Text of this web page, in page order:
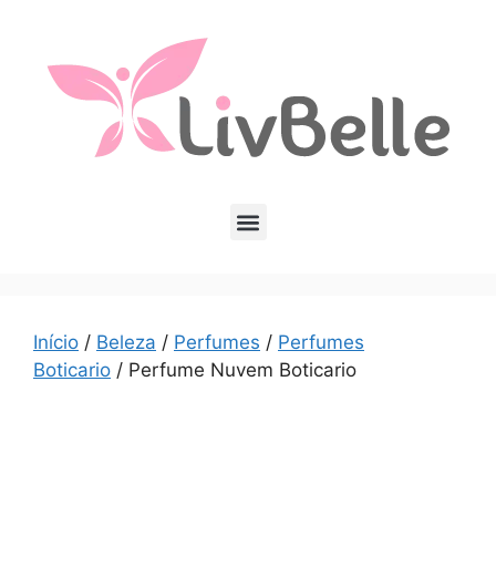
Início / Beleza / Perfumes / Perfumes
Boticario / Perfume Nuvem Boticario